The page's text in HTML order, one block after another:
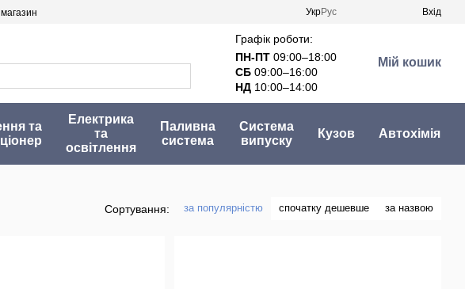
магазин УкрРус Вхід
Графік роботи:
ПН-ПТ 09:00–18:00
СБ 09:00–16:00
НД 10:00–14:00
Мій кошик
та
Електрика
та
освітлення
Паливна
система
Система
випуску
Кузов Автохімія
Сортування: за популярністю спочатку дешевше за назвою